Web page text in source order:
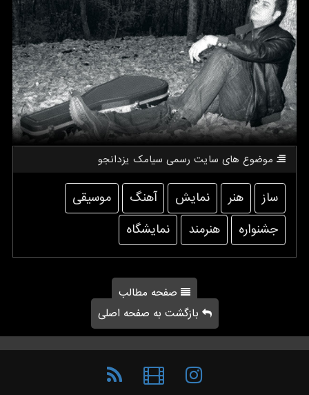
موضوع های سایت رسمی سیامك یزدانجو
ساز هنر نمایش آهنگ
موسیقی
جشنواره
هنرمند نمایشگاه
صفحه مطالب
بازگشت به صفحه اصلی